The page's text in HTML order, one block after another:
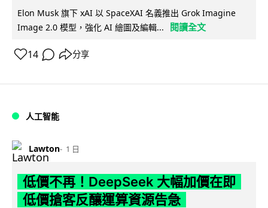
Elon Musk 旗下 xAI 以 SpaceXAI 名義推出 Grok Imagine
Image 2.0 模型，強化 AI 繪圖及編輯...
閱讀全文
14 分享
人工智能
Lawton 1 日
低價不再！DeepSeek 大幅加價在即
低價搶客反釀運算資源告急